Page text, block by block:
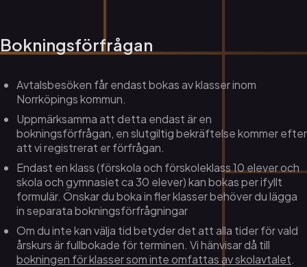
Bokningsförfrågan
Avtalsbesöken får endast bokas av klasser inom
Norrköpings kommun.
Uppmärksamma att detta endast är en
bokningsförfrågan, en slutgiltig bekräftelse kommer efter
att vi registrerat er förfrågan.
Endast en klass (förskola och förskoleklass 10 elever och
skola och gymnasiet ca 30 elever) kan bokas per ifyllt
formulär. Önskar du boka in fler klasser behöver du lägga
in separata bokningsförfrågningar
Om du inte kan välja tid betyder det att alla tider för vald
årskurs är fullbokade för terminen. Vi hänvisar då till
bokningen för klasser som inte omfattas av skolavtalet.